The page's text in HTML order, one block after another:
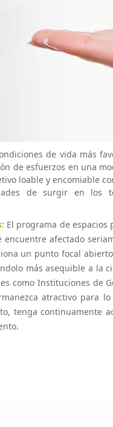
de vida más
de esfuerzos en una
loable y encomiable
de surgir en los
El programa de
afectado
un punto focal
más asequible a la
como Instituciones de
atractivo para
tenga continuamente